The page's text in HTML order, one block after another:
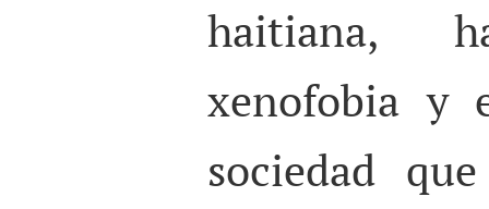
haitiana,
xenofobia y
sociedad